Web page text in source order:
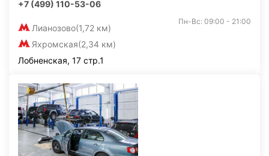
+7 (499) 110-53-06
Лианозово(1,72 км)
Яхромская(2,34 км)
Пн-Вс: 09:00 - 21:00
Лобненская, 17 стр.1